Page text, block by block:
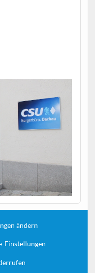
ändern
Einstellungen